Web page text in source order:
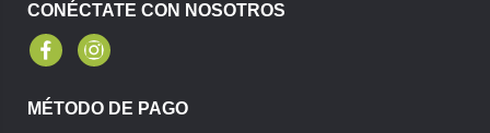
CONÉCTATE CON NOSOTROS
FacebookInstagram
MÉTODO DE PAGO